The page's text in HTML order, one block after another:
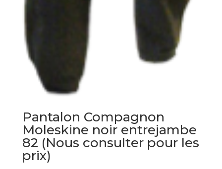
Pantalon Compagnon
Moleskine noir entrejambe
82 (Nous consulter pour les
prix)